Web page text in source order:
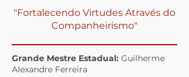
"Fortalecendo Virtudes Através do
Companheirismo"
Grande Mestre Estadual: Guilherme
Alexandre Ferreira